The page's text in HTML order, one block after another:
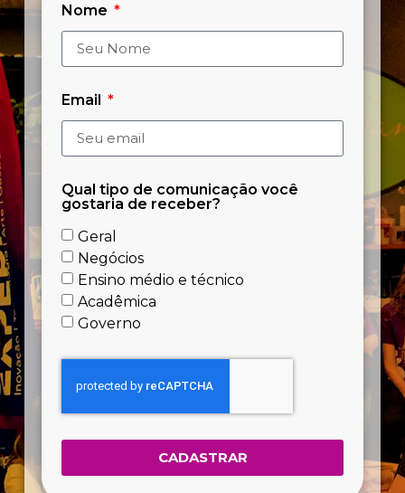
Nome
Email
Qual tipo de comunicação você
gostaria de receber?
Geral
Negócios
Ensino médio e técnico
Acadêmica
Governo
CADASTRAR